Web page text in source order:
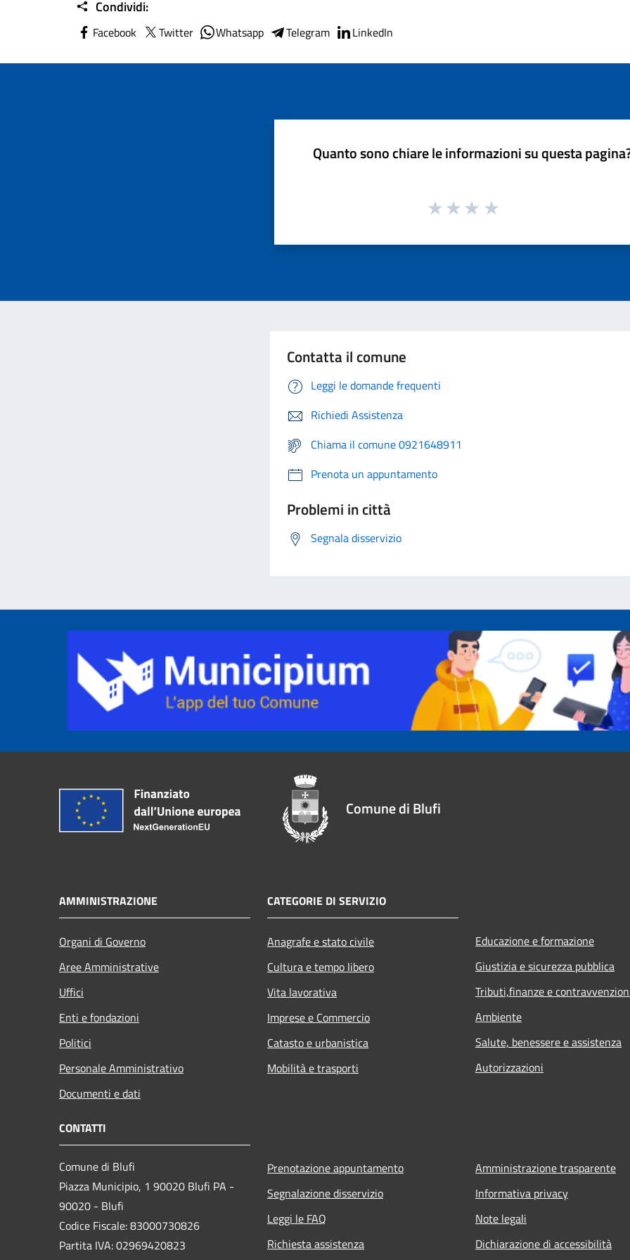
Condividi:
Facebook Twitter Whatsapp Telegram LinkedIn
Quanto sono chiare le informazioni su questa
Contatta il comune
Leggi le domande frequenti
Richiedi Assistenza
Chiama il comune 0921648911
Prenota un appuntamento
Problemi in città
Segnala disservizio
Comune di Blufi
AMMINISTRAZIONE
Organi di Governo
Aree Amministrative
Uffici
Enti e fondazioni
Politici
Personale Amministrativo
Documenti e dati
CATEGORIE DI SERVIZIO
Anagrafe e stato civile
Cultura e tempo libero
Vita lavorativa
Imprese e Commercio
Catasto e urbanistica
Mobilità e trasporti
Educazione e formazione
Giustizia e sicurezza pubblica
Tributi,finanze e
Ambiente
Salute, benessere e assistenza
Autorizzazioni
CONTATTI
Comune di Blufi
Piazza Municipio, 1 90020 Blufi PA -
90020 - Blufi
Codice Fiscale: 83000730826
Partita IVA: 02969420823
Prenotazione appuntamento
Segnalazione disservizio
Leggi le FAQ
Richiesta assistenza
Amministrazione trasparente
Informativa privacy
Note legali
Dichiarazione di accessibilità